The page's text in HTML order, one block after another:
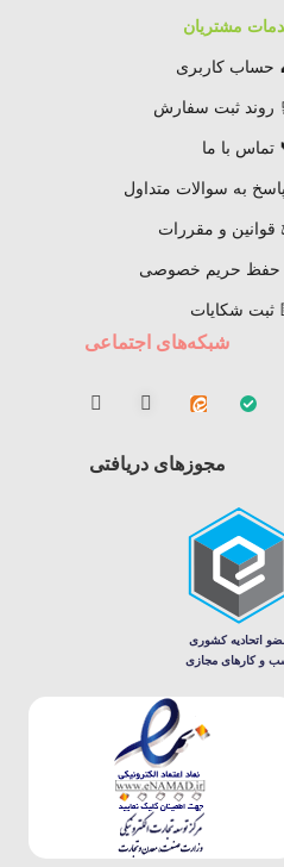
مشتریان
حساب کاربری
روند ثبت سفارش
تماس با ما
به سوالات متداول
و مقررات
حفظ حریم خصوصی
ثبت شکایات
شبکه‌های اجتماعی
مجوزهای دریافتی